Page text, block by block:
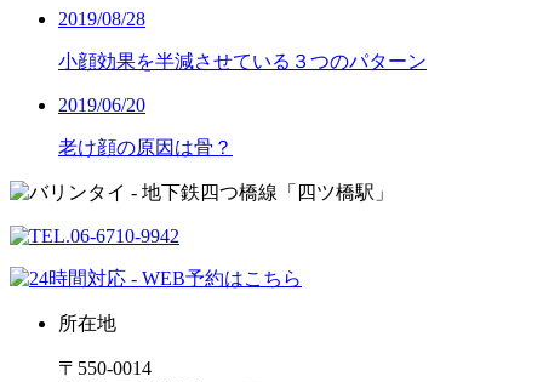
2019/08/28
小顔効果を半減させている３つのパターン
2019/06/20
老け顔の原因は骨？
所在地
〒550-0014